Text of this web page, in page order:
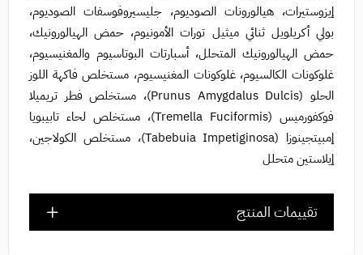
إيزوستيرات، هيالورونات الصوديوم، جليسيروفوسفات الصوديوم،
بولي أكريلويل ثنائي ميثيل تورات الأمونيوم، حمض الهيالورونيك،
حمض الهيالورونيك المتحلل، أسبارتات البوتاسيوم والمغنيسيوم،
غلوكونات الكالسيوم، غلوكونات المغنيسيوم، مستخلص فاكهة اللوز
الحلو (Prunus Amygdalus Dulcis)، مستخلص فطر تريميلا
فوكفورميس (Tremella Fuciformis)، مستخلص لحاء تابيبويا
إمبيتجينوزا (Tabebuia Impetiginosa)، مستخلص الكولاجين،
إيلاستين متحلل
تقييمات المنتج